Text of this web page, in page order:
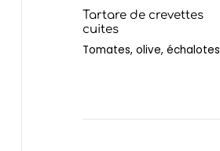
Tartare de crevettes
cuites
Tomates, olive, échalotes